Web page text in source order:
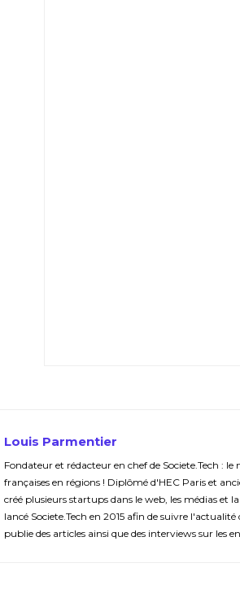
Louis Parmentier
Fondateur et rédacteur en chef de Societe.Tech : le
françaises en régions ! Diplômé d'HEC Paris et
créé plusieurs startups dans le web, les médias et
lancé Societe.Tech en 2015 afin de suivre l'actualité
publie des articles ainsi que des interviews sur les